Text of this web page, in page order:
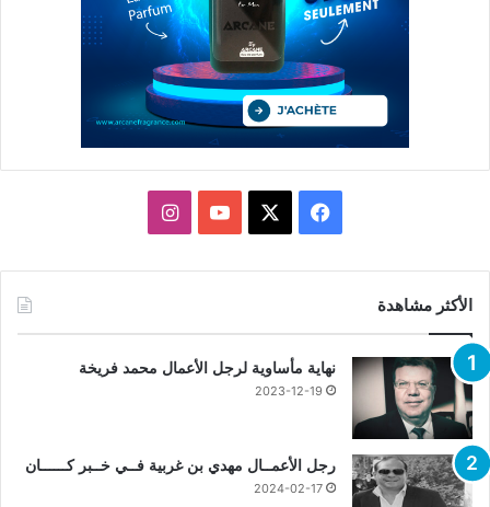
فيسبوك يوتيوبانستقرام
الأكثر مشاهدة
نهاية مأساوية لرجل الأعمال محمد فريخة
2023-12-19
رجل الأعمــال مهدي بن غربية فــي خــبر كــــــان
2024-02-17